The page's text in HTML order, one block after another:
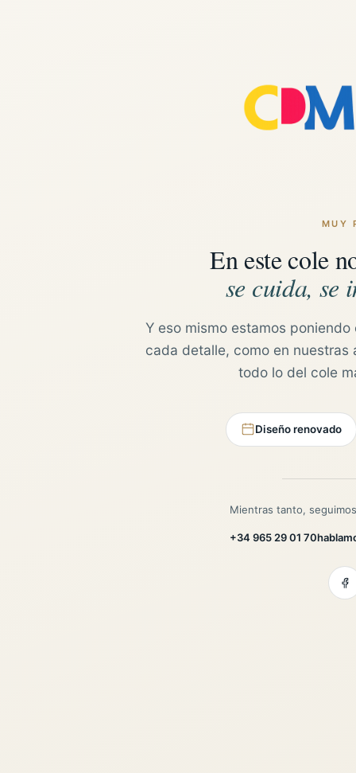
MUY
En este cole
se cuida, se
Y eso mismo estamos
cada detalle, como en nuestras
todo lo del cole
Diseño renovado
Mientras tanto,
+34 965 29 01 70